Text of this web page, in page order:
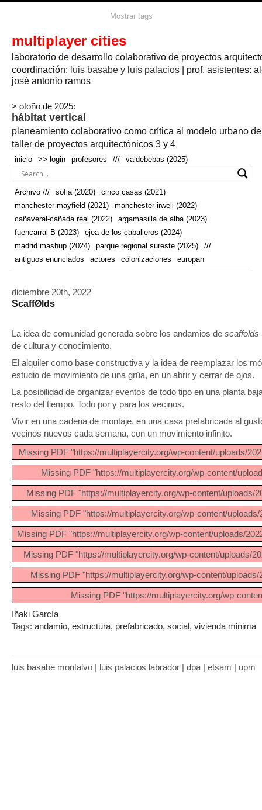
agricultura agricultura circular
arquitectura textil arte artesanía
bicicletas biodiversidad biorrefinería biotecnología bloque lineal
bodega bosque botánica caminos camping campo
cañada
real
canal cañaveral
real
cocina colaboración
autonoma
conectar
cooperativa crecimiento cueva cultivo cultivos deporte
don
quijote
ecosistema ejea de los caballeros
renovables
enterrado espacio social espacio verde
estructura europan fauna
fernández del amo festival fiesta flexibilidad fotomontaje
fuencarral b gastronomía geologia
geometrización curvas de
nivel
grúas habitar hábitat habitat hotel
infraestructura inmigración instalaciones invernadero
laguna línea del tiempo lineal longitudinal
manchester mapeo marihuana mayfield
mercado
modular modulo módulo
naturaleza negociaciones
paisaje productivo
productivo protección de los ecosistemas
pueblo de
colonización
rave
remolacha
retiro rio ruina ruinas sistema social
sociedad
sostenibilidad sota tecnología tejido
telas
temporalidad
temporeros territorio tiempo tierra torre
torres trabajo trama urbana transporte turismo
vegetación vegetacion vertedero viñedos vino vision
visión vivienda vivienda adosada vivienda en
altura vivienda minima vivienda social vivienda temporal
yoga
Mostrar tags
multiplayer cities
laboratorio de desarrollo colaborativo de proyectos
coordinación: luis basabe y luis palacios | prof. asistentes:
josé antonio ramos
> otoño de 2025:
hábitat vertical
planeamiento colaborativo como crítica al modelo urbano
taller de proyectos arquitectónicos 3 y 4
inicio >> login profesores /// valdebebas (2025)
Archivo /// sofia (2020)
cinco casas (2021)
manchester-mayfield (2021)
manchester-irwell (2022)
cañaveral-cañada real (2022)
argamasilla de alba (2023)
fuencarral B (2023)
ejea de los caballeros (2024)
madrid mashup (2024)
parque regional sureste (2025)
///
antiguos enunciados
actores colonizaciones europan
diciembre 20th, 2022
ScaffØlds
La idea de comunidad generada sobre los andamios de scaffolds
de cultura y conocimiento.
El alquiler como base constructiva y la idea de reemplazar los
estudio de movimiento de una grúa, en un abrir y cerrar de ojos.
La posibilidad de organizar eventos de todo tipo en una planta
resto del tiempo. Todo por y para los vecinos.
Vivir en una cadena de montaje, en una casa prefabricada al
vecinos nuevos cada semana, con un movimiento infinito.
Missing PDF "https://multiplayercity.org/wp-content/uploads/
Missing PDF "https://multiplayercity.org/wp-content/
Missing PDF "https://multiplayercity.org/wp-content/uploads/
Missing PDF "https://multiplayercity.org/wp-content/
Missing PDF "https://multiplayercity.org/wp-content/uploads/
Missing PDF "https://multiplayercity.org/wp-content/uploads/
Missing PDF "https://multiplayercity.org/wp-content/
Missing PDF "https://multiplayercity.org/wp-
Iñaki García
Tags: andamio, estructura, prefabricado, social, vivienda minima
luis basabe montalvo | luis palacios labrador | dpa | etsam | upm